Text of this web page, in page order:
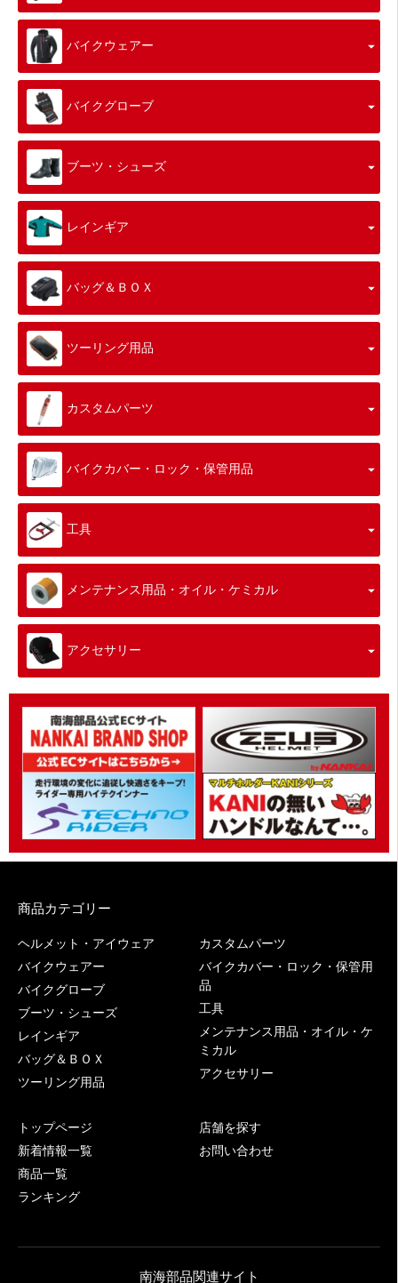
バイクウェアー
バイクグローブ
ブーツ・シューズ
レインギア
バッグ＆ＢＯＸ
ツーリング用品
カスタムパーツ
バイクカバー・ロック・保管用品
工具
メンテナンス用品・オイル・ケミカル
アクセサリー
商品カテゴリー
ヘルメット・アイウェア
バイクウェアー
バイクグローブ
ブーツ・シューズ
レインギア
バッグ＆ＢＯＸ
ツーリング用品
カスタムパーツ
バイクカバー・ロック・保管用
品
工具
メンテナンス用品・オイル・ケ
ミカル
アクセサリー
トップページ
新着情報一覧
商品一覧
ランキング
店舗を探す
お問い合わせ
南海部品関連サイト